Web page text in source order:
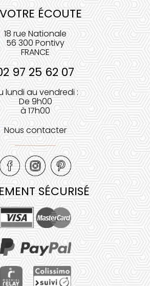
ÉCOUTE
18 rue Nationale
56 300 Pontivy
FRANCE
97 25 62 07
lundi au vendredi :
De 9h00
à 17h00
Nous contacter
SÉCURISÉ